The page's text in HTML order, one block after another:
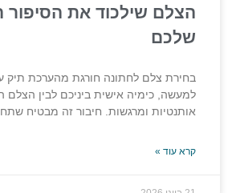
הצלם שילכוד את הסיפור
שלכם
בחירת צלם לחתונה חורגת מהערכת תיק
למעשה, כימיה אישית ביניכם לבין
אותנטיות ומרגשות. חיבור זה מבטיח
קרא עוד »